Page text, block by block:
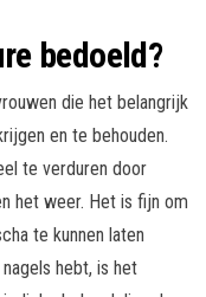
bedoeld?
die het belangrijk
en te behouden.
te verduren door
het weer. Het is fijn om
te kunnen laten
hebt, is het